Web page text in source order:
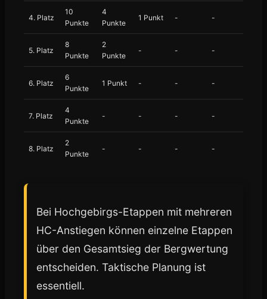
4. Platz
10
Punkte
4
Punkte
1 Punkt - -
5. Platz
8
Punkte
2
Punkte
- - -
6. Platz
6
Punkte
1 Punkt - - -
7. Platz
4
Punkte
- - - -
8. Platz
2
Punkte
- - - -
Bei Hochgebirgs-Etappen mit mehreren
HC-Anstiegen können einzelne Etappen
über den Gesamtsieg der Bergwertung
entscheiden. Taktische Planung ist
essentiell.